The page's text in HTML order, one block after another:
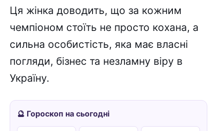
Ця жінка доводить, що за кожним
чемпіоном стоїть не просто кохана, а
сильна особистість, яка має власні
погляди, бізнес та незламну віру в
Україну.
🔮 Гороскоп на сьогодні